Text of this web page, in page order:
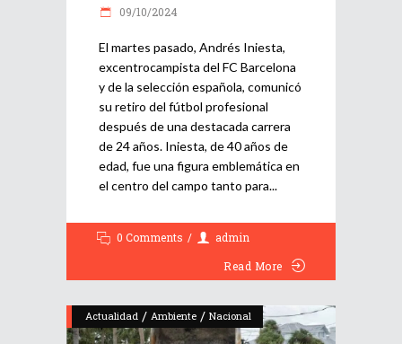
09/10/2024
El martes pasado, Andrés Iniesta,
excentrocampista del FC Barcelona
y de la selección española, comunicó
su retiro del fútbol profesional
después de una destacada carrera
de 24 años. Iniesta, de 40 años de
edad, fue una figura emblemática en
el centro del campo tanto para
0 Comments
admin
Read More
Actualidad / Ambiente / Nacional